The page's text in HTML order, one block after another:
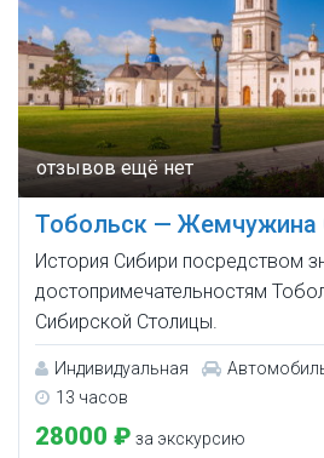
Тобольск — Жемчужина
История Сибири посредством
достопримечательностям
Сибирской Столицы.
Индивидуальная
13 часов
28000 ₽ за экскурсию